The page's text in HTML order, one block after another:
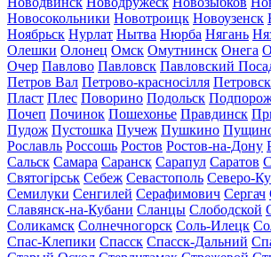
Новосокольники Новотроицк Новоузенск
Ноябрьск Нурлат Нытва Нюрба Нягань
Олешки Олонец Омск Омутнинск Онега
Очер Павлово Павловск Павловский
Петров Вал Петрово-красносілля Петровск
Пласт Плес Поворино Подольск
Почеп Починок Пошехонье Правдинск
Пудож Пустошка Пучеж Пушкино
Рославль Россошь Ростов Ростов-на-Дону
Сальск Самара Саранск Сарапул Саратов
Святогірськ Себеж Севастополь Северо-
Семилуки Сенгилей Серафимович Сергач
Славянск-на-Кубани Сланцы Слободской
Соликамск Солнечногорск Соль-Илецк
Спас-Клепики Спасск Спасск-Дальний